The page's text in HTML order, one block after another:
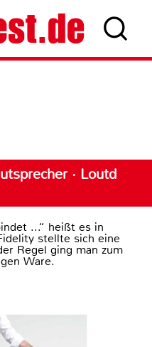
· Loutd
...“ heißt es in
stellte sich eine
Regel ging man zum
Ware.